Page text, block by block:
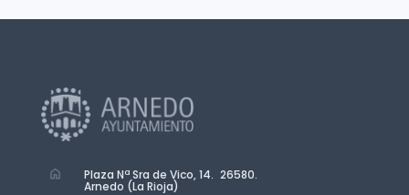
Plaza Nª Sra de Vico, 14. 26580.
Arnedo (La Rioja)